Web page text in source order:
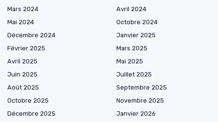
Mars 2024
Avril 2024
Mai 2024
Octobre 2024
Décembre 2024
Janvier 2025
Février 2025
Mars 2025
Avril 2025
Mai 2025
Juin 2025
Juillet 2025
Août 2025
Septembre 2025
Octobre 2025
Novembre 2025
Décembre 2025
Janvier 2026